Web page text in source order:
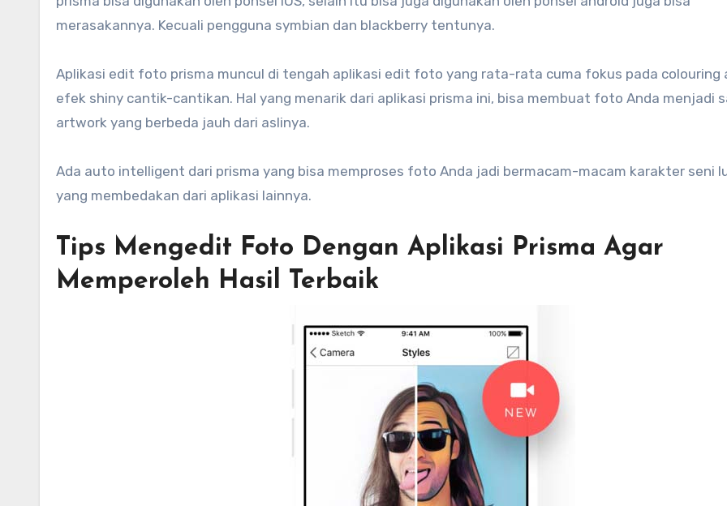
merasakannya. Kecuali pengguna symbian dan blackberry tentunya.
Aplikasi edit foto prisma muncul di tengah aplikasi edit foto yang rata-rata cuma fokus pada colouring
efek shiny cantik-cantikan. Hal yang menarik dari aplikasi prisma ini, bisa membuat foto Anda menjadi
artwork yang berbeda jauh dari aslinya.
Ada auto intelligent dari prisma yang bisa memproses foto Anda jadi bermacam-macam karakter seni
yang membedakan dari aplikasi lainnya.
Tips Mengedit Foto Dengan Aplikasi Prisma Agar
Memperoleh Hasil Terbaik